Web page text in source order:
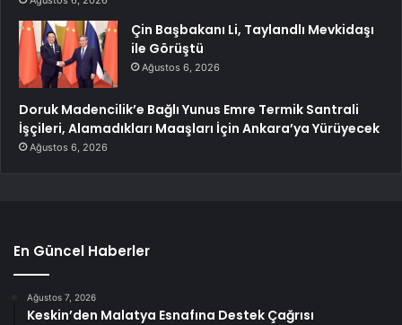
Çin Başbakanı Li, Taylandlı Mevkidaşı
ile Görüştü
Ağustos 6, 2026
Doruk Madencilik’e Bağlı Yunus Emre Termik Santrali
İşçileri, Alamadıkları Maaşları İçin Ankara’ya Yürüyecek
Ağustos 6, 2026
En Güncel Haberler
Ağustos 7, 2026
Keskin’den Malatya Esnafına Destek Çağrısı